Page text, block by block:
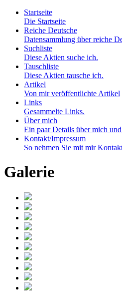
Startseite
Die Startseite
Reiche Deutsche
Datensammlung über reiche
Suchliste
Diese Aktien suche ich.
Tauschliste
Diese Aktien tausche ich.
Artikel
Von mir veröffentlichte Artikel
Links
Gesammelte Links.
Über mich
Ein paar Details über mich
Kontakt/Impressum
So nehmen Sie mit mir
Galerie